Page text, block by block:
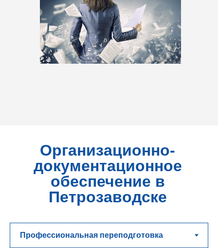
Организационно-
документационное
обеспечение в
Петрозаводске